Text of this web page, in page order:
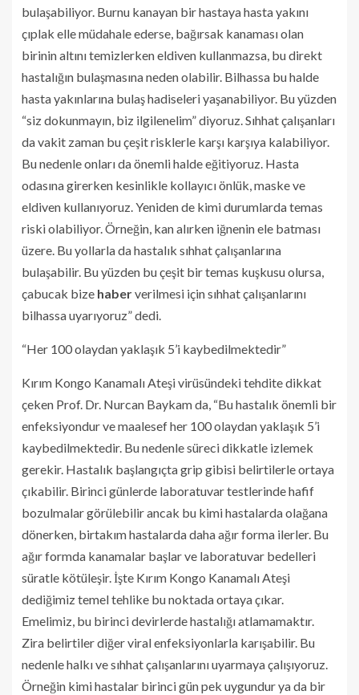
bulaşabiliyor. Burnu kanayan bir hastaya hasta yakını
çıplak elle müdahale ederse, bağırsak kanaması olan
birinin altını temizlerken eldiven kullanmazsa, bu direkt
hastalığın bulaşmasına neden olabilir. Bilhassa bu halde
hasta yakınlarına bulaş hadiseleri yaşanabiliyor. Bu yüzden
“siz dokunmayın, biz ilgilenelim” diyoruz. Sıhhat çalışanları
da vakit zaman bu çeşit risklerle karşı karşıya kalabiliyor.
Bu nedenle onları da önemli halde eğitiyoruz. Hasta
odasına girerken kesinlikle kollayıcı önlük, maske ve
eldiven kullanıyoruz. Yeniden de kimi durumlarda temas
riski olabiliyor. Örneğin, kan alırken iğnenin ele batması
üzere. Bu yollarla da hastalık sıhhat çalışanlarına
bulaşabilir. Bu yüzden bu çeşit bir temas kuşkusu olursa,
çabucak bize haberverilmesi için sıhhat çalışanlarını
bilhassa uyarıyoruz” dedi.
“Her 100 olaydan yaklaşık 5’i kaybedilmektedir”
Kırım Kongo Kanamalı Ateşi virüsündeki tehdite dikkat
çeken Prof. Dr. Nurcan Baykam da, “Bu hastalık önemli bir
enfeksiyondur ve maalesef her 100 olaydan yaklaşık 5’i
kaybedilmektedir. Bu nedenle süreci dikkatle izlemek
gerekir. Hastalık başlangıçta grip gibisi belirtilerle ortaya
çıkabilir. Birinci günlerde laboratuvar testlerinde hafif
bozulmalar görülebilir ancak bu kimi hastalarda olağana
dönerken, birtakım hastalarda daha ağır forma ilerler. Bu
ağır formda kanamalar başlar ve laboratuvar bedelleri
süratle kötüleşir. İşte Kırım Kongo Kanamalı Ateşi
dediğimiz temel tehlike bu noktada ortaya çıkar.
Emelimiz, bu birinci devirlerde hastalığı atlamamaktır.
Zira belirtiler diğer viral enfeksiyonlarla karışabilir. Bu
nedenle halkı ve sıhhat çalışanlarını uyarmaya çalışıyoruz.
Örneğin kimi hastalar birinci gün pek uygundur ya da bir